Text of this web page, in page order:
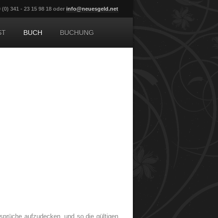
341 - 23 15 98 18 oder info@neuesgeld.net
BUCH BUCHUNG
aufzudecken, und so die gültigen